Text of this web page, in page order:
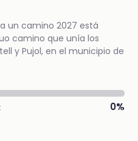
un camino 2027 está
camino que unía los
y Pujol, en el municipio de
0%